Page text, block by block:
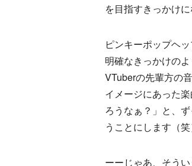
を目指すきっかけ
ピンキーポップヘ
明確なきっかけの
VTuberの先輩方の
イメージにあった
ろうなぁ？」と、
うことにします（笑
ーーじゃあ、そう